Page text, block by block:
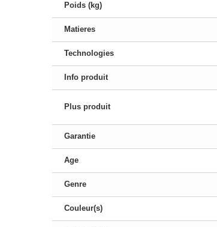
Poids (kg)
Matieres
Technologies
Info produit
Plus produit
Garantie
Age
Genre
Couleur(s)